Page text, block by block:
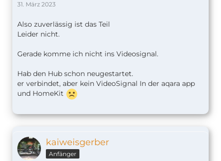
31. März 2023
Also zuverlässig ist das Teil
Leider nicht.
Gerade komme ich nicht ins Videosignal.
Hab den Hub schon neugestartet.
er verbindet, aber kein VideoSignal In der aqara app
und HomeKit
kaiweisgerber
Anfänger